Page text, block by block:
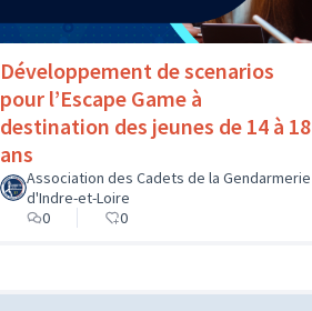
Développement de scenarios
pour l’Escape Game à
destination des jeunes de 14 à 18
ans
Association des Cadets de la Gendarmerie
d'Indre-et-Loire
0
0